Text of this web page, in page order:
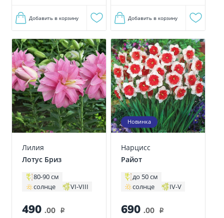
Добавить в корзину Добавить в корзину
Лилия
Лотус Бриз
80-90 см
солнце
VI-VIII
490 .00 i
Новинка
Нарцисс
Райот
до 50 см
солнце
IV-V
690 .00 i